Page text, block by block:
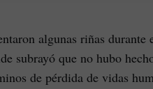
algunas riñas durante
subrayó que no hubo
de pérdida de vidas